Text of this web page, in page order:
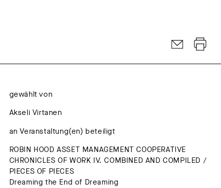
gewählt von
Akseli Virtanen
an Veranstaltung(en) beteiligt
ROBIN HOOD ASSET MANAGEMENT COOPERATIVE
CHRONICLES OF WORK IV. COMBINED AND COMPILED /
PIECES OF PIECES
Dreaming the End of Dreaming